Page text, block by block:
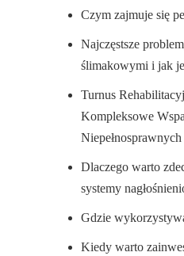
Czym zajmuje się
Najczęstsze
ślimakowymi i jak
Turnus
Kompleksowe
Niepełnosprawnych
Dlaczego warto
systemy
Gdzie
Kiedy warto